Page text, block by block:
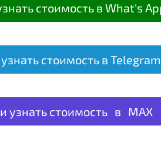
стоимость в What's
стоимость в Telegram
узнать стоимость в MAX